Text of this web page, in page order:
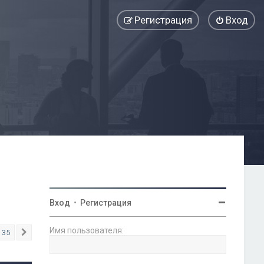
Вход
Регистрация
35 След.
Вход • Регистрация
Имя пользователя: